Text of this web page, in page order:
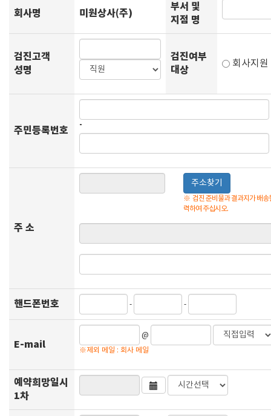
회사명 미원상사(주)
부서 및
지점 명
검진고객
성명
검진여부
대상
회사지
주민등록번호 -
주 소
주소찾기
※ 검진 준비물과 결과지가 배
력하여 주십시오.
핸드폰번호 - -
E-mail
@
※제외 메일 : 회사 메일
예약희망일시
1차